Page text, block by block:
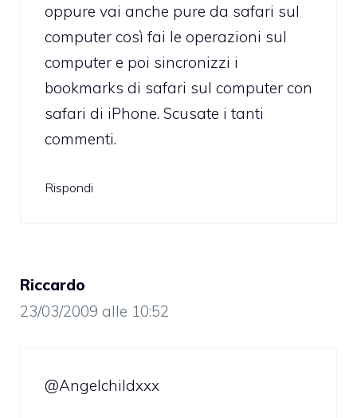
oppure vai anche pure da safari sul
computer così fai le operazioni sul
computer e poi sincronizzi i
bookmarks di safari sul computer con
safari di iPhone. Scusate i tanti
commenti.
Rispondi
Riccardo
23/03/2009 alle 10:52
@Angelchildxxx